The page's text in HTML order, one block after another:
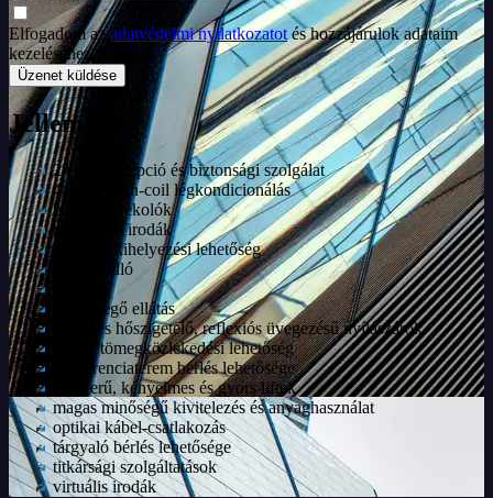
Elfogadom azadatvédelmi nyilatkozatotés hozzájárulok adataim
kezeléséhez. *
Üzenet küldése
Jellemzők
24 órás recepció és biztonsági szolgálat
4 csöves fan-coil légkondicionálás
belső árnyékolók
bútorozott irodák
cégtábla kihelyezési lehetőség
emelt padló
frisslevegő ellátás
hang- és hőszigetelő, reflexiós üvegezésű nyílászárók
kiváló tömegközlekedési lehetőség
konferenciaterem bérlés lehetősége
korszerű, kényelmes és gyors liftek
magas minőségű kivitelezés és anyaghasználat
optikai kábel-csatlakozás
tárgyaló bérlés lehetősége
titkársági szolgáltatások
virtuális irodák